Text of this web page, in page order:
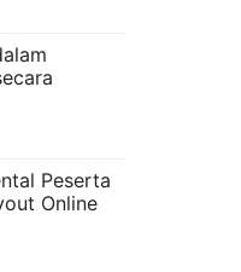
Peserta
Online